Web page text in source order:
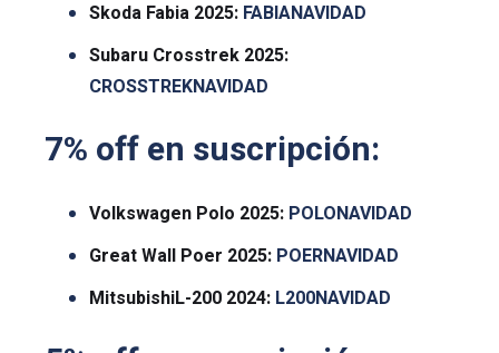
Skoda Fabia 2025: FABIANAVIDAD
Subaru Crosstrek 2025:
CROSSTREKNAVIDAD
7% off en suscripción:
Volkswagen Polo 2025: POLONAVIDAD
Great Wall Poer 2025: POERNAVIDAD
MitsubishiL-200 2024: L200NAVIDAD